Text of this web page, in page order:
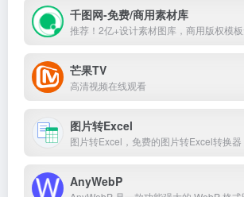
千图网-免费/商用素材库
推荐！2亿+设计素材图库，商用版权模
芒果TV
高清视频在线观看
图片转Excel
AnyWebP